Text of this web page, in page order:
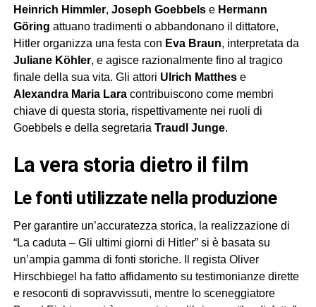
Heinrich Himmler, Joseph Goebbelse Hermann
Göring attuano tradimenti o abbandonano il dittatore,
Hitler organizza una festa con Eva Braun, interpretata da
Juliane Köhler, e agisce razionalmente fino al tragico
finale della sua vita. Gli attori Ulrich Matthese
Alexandra Maria Laracontribuiscono come membri
chiave di questa storia, rispettivamente nei ruoli di
Goebbels e della segretaria Traudl Junge.
la vera storia dietro il film
le fonti utilizzate nella produzione
Per garantire un’accuratezza storica, la realizzazione di
“La caduta – Gli ultimi giorni di Hitler” si è basata su
un’ampia gamma di fonti storiche. Il regista Oliver
Hirschbiegel ha fatto affidamento su testimonianze dirette
e resoconti di sopravvissuti, mentre lo sceneggiatore